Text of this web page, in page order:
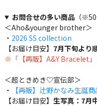
お問合せの多い商品（※50
＜Aho&younger brother＞
・ 2026 SS collection
【お届け目安】 7月下旬より
※「【再販】A&Y Bracelet
＜超ときめき♡宣伝部＞
・
【再販】辻野かなみ生誕商
【お届け目安】 生写真：7月